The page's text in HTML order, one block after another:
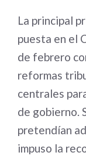
La principal
puesta en el
de febrero
reformas
centrales
de gobierno.
pretendían
impuso la